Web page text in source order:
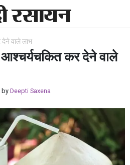
वाले लाभ
आश्चर्यचकित कर देने वाले
by Deepti Saxena